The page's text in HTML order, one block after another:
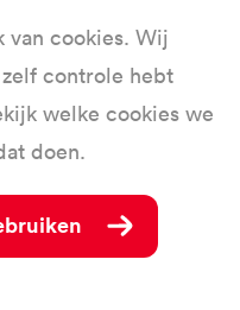
van cookies. Wij
controle hebt
welke cookies we
doen.